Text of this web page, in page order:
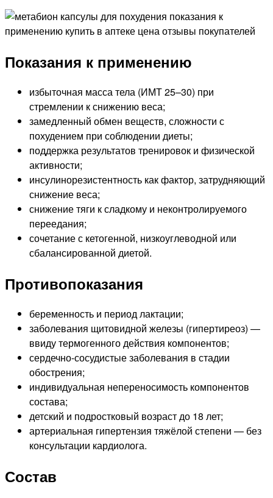
Показания к применению
избыточная масса тела (ИМТ 25–30) при
стремлении к снижению веса;
замедленный обмен веществ, сложности с
похудением при соблюдении диеты;
поддержка результатов тренировок и физической
активности;
инсулинорезистентность как фактор, затрудняющий
снижение веса;
снижение тяги к сладкому и неконтролируемого
переедания;
сочетание с кетогенной, низкоуглеводной или
сбалансированной диетой.
Противопоказания
беременность и период лактации;
заболевания щитовидной железы (гипертиреоз) —
ввиду термогенного действия компонентов;
сердечно-сосудистые заболевания в стадии
обострения;
индивидуальная непереносимость компонентов
состава;
детский и подростковый возраст до 18 лет;
артериальная гипертензия тяжёлой степени — без
консультации кардиолога.
Состав